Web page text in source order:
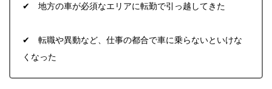
✔ 地方の車が必須なエリアに転勤で引っ越してきた
✔ 転職や異動など、仕事の都合で車に乗らないといけな
くなった